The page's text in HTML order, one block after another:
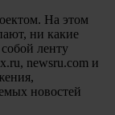
На этом
ни какие
ленту
newsru.com и
новостей